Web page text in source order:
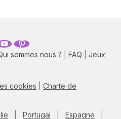
et préparez-
votre
!
sommes nous ? FAQ
Jeux
cookies
Charte de
Portugal Espagne